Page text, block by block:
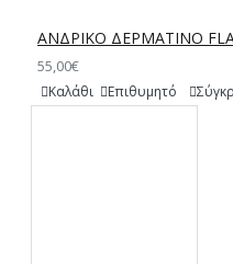
ΑΝΔΡΙΚΟ ΔΕΡΜΑΤΙΝΟ
55,00€
Καλάθι Επιθυμητό